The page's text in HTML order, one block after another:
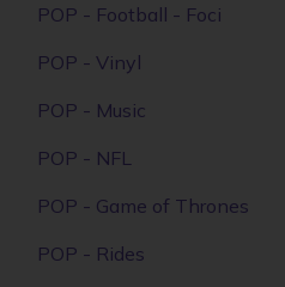
POP - Football - Foci
POP - Vinyl
POP - Music
POP - NFL
POP - Game of Thrones
POP - Rides